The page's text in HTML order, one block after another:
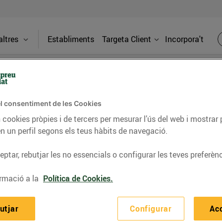
Establiments Targeta Client Incorpora't
a FAQS
canviar la potència contractada?
la potència?
costos de modificació de la potència dependran dels
consentiment de les Cookies
pròpies i de tercers per mesurar l’ús del web i
un perfil segons els teus hàbits de navegació.
rebutjar les no essencials o configurar les teves
a la Política de Cookies.
Configurar